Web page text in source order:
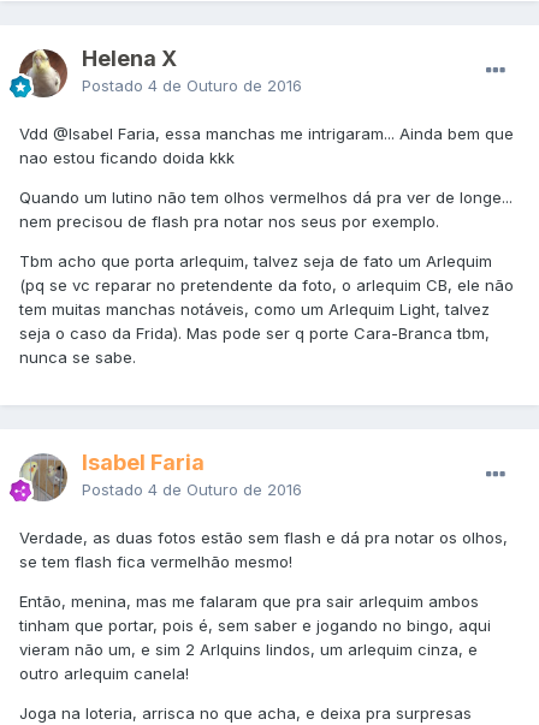
Helena X
Postado 4 de Outuro de 2016
Vdd @Isabel Faria, essa manchas me intrigaram... Ainda bem que
nao estou ficando doida kkk
Quando um lutino não tem olhos vermelhos dá pra ver de longe...
nem precisou de flash pra notar nos seus por exemplo.
Tbm acho que porta arlequim, talvez seja de fato um Arlequim
(pq se vc reparar no pretendente da foto, o arlequim CB, ele não
tem muitas manchas notáveis, como um Arlequim Light, talvez
seja o caso da Frida). Mas pode ser q porte Cara-Branca tbm,
nunca se sabe.
Isabel Faria
Postado 4 de Outuro de 2016
Verdade, as duas fotos estão sem flash e dá pra notar os olhos,
se tem flash fica vermelhão mesmo!
Então, menina, mas me falaram que pra sair arlequim ambos
tinham que portar, pois é, sem saber e jogando no bingo, aqui
vieram não um, e sim 2 Arlquins lindos, um arlequim cinza, e
outro arlequim canela!
Joga na loteria, arrisca no que acha, e deixa pra surpresas